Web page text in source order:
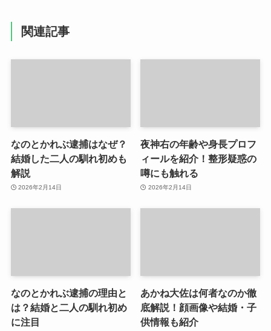
関連記事
なのとかれぶ逮捕はなぜ？
結婚した二人の馴れ初めも
解説
2026年2月14日
夜神右の年齢や身長プロフ
ィールを紹介！整形疑惑の
噂にも触れる
2026年2月14日
なのとかれぶ逮捕の理由と
は？結婚と二人の馴れ初め
に注目
あかね大佐は何者なのか徹
底解説！顔画像や結婚・子
供情報も紹介